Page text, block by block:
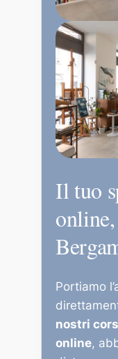
Il tuo
Portiamo
nostri
online,